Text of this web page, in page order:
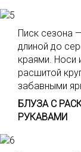
Писк сезона
длиной до
краями. Носи
расшитой
забавными
БЛУЗА С
РУКАВАМИ